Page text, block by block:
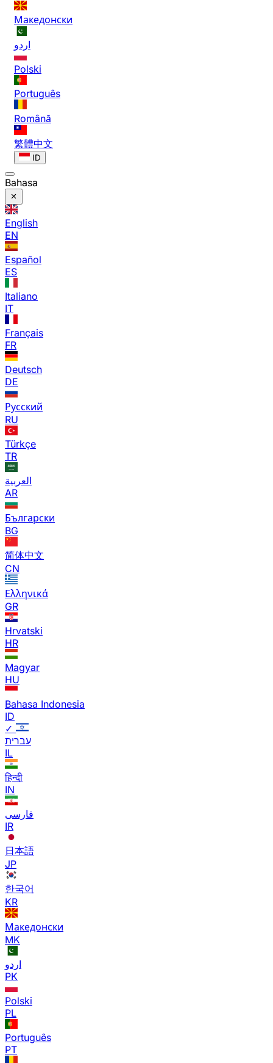
Македонски
اردو
Polski
Português
Română
繁體中文
ID
Bahasa
English
EN
Español
ES
Italiano
IT
Français
FR
Deutsch
DE
Русский
RU
Türkçe
TR
العربية
AR
Български
BG
简体中文
CN
Ελληνικά
GR
Hrvatski
HR
Magyar
HU
Bahasa Indonesia
ID
✓
עברית
IL
हिन्दी
IN
فارسی
IR
日本語
JP
한국어
KR
Македонски
MK
اردو
PK
Polski
PL
Português
PT